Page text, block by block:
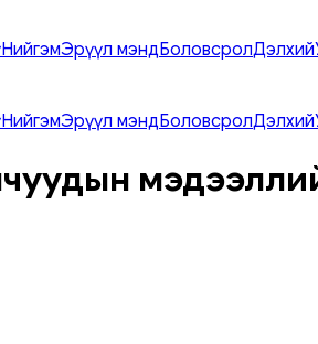
НийгэмЭрүүл мэндБоловсролДэлхий
НийгэмЭрүүл мэндБоловсролДэлхий